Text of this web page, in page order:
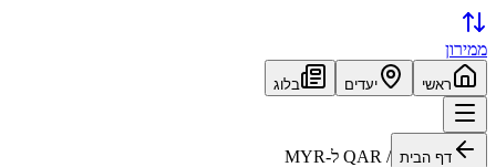
ממירון
ראשי יעדים בלוג
דף הבית /
QAR ל-MYR